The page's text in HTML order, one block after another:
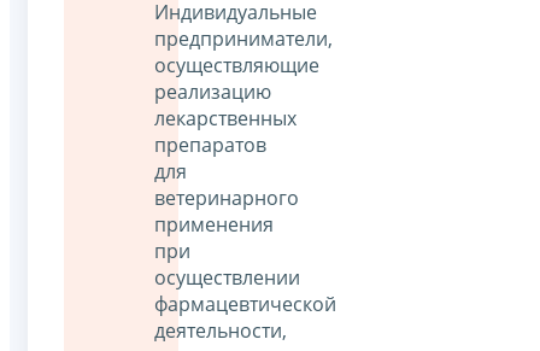
Индивидуальные
предприниматели,
осуществляющие
реализацию
лекарственных
препаратов
для
ветеринарного
применения
при
осуществлении
фармацевтической
деятельности,